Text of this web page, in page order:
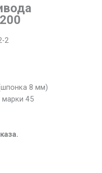
2
8 мм)
марки 45